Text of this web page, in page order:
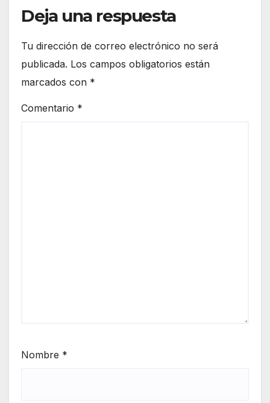
Deja una respuesta
Tu dirección de correo electrónico no será
publicada. Los campos obligatorios están
marcados con *
Comentario *
Nombre *